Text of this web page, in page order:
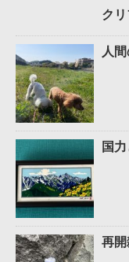
ク
人
国
再